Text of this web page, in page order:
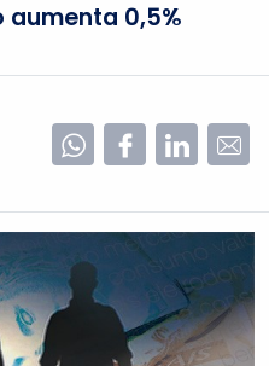
aumenta 0,5%